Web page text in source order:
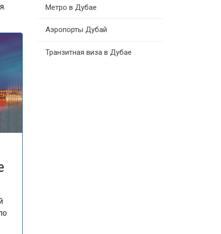
Метро в Дубае
Аэропорты Дубай
Транзитная виза в Дубае